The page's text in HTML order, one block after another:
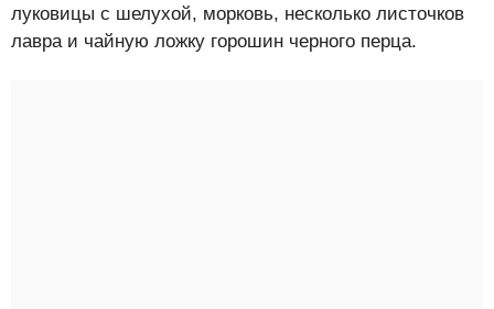
луковицы с шелухой, морковь, несколько листочков
лавра и чайную ложку горошин черного перца.